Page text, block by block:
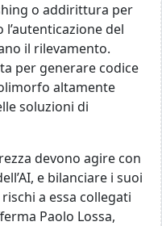
o addirittura per
del
il rilevamento.
per generare codice
altamente
soluzioni di
devono agire con
e bilanciare i suoi
a essa collegati
Paolo Lossa,